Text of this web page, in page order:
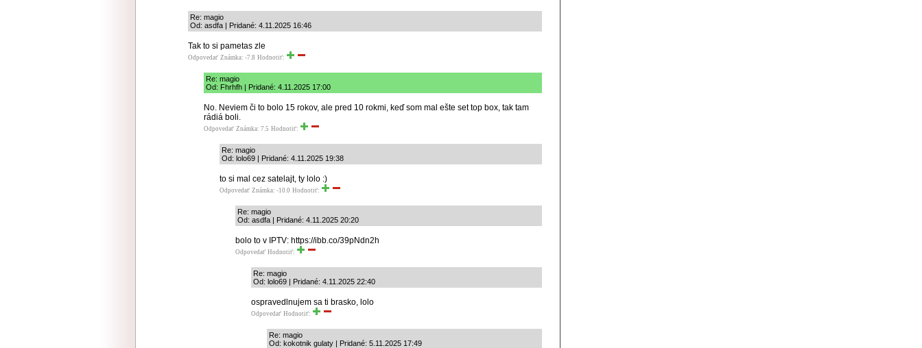
Re: magio
Od: asdfa | Pridané: 4.11.2025 16:46
Tak to si pametas zle
Odpovedať Známka: -7.8 Hodnotiť:
Re: magio
Od: Fhrhfh | Pridané: 4.11.2025 17:00
No. Neviem či to bolo 15 rokov, ale pred 10 rokmi, keď som mal ešte set top box, tak tam
rádiá boli.
Odpovedať Známka: 7.5 Hodnotiť:
Re: magio
Od: lolo69 | Pridané: 4.11.2025 19:38
to si mal cez satelajt, ty lolo :)
Odpovedať Známka: -10.0 Hodnotiť:
Re: magio
Od: asdfa | Pridané: 4.11.2025 20:20
bolo to v IPTV: https://ibb.co/39pNdn2h
Odpovedať Hodnotiť:
Re: magio
Od: lolo69 | Pridané: 4.11.2025 22:40
ospravedlnujem sa ti brasko, lolo
Odpovedať Hodnotiť:
Re: magio
Od: kokotnik gulaty | Pridané: 5.11.2025 17:49